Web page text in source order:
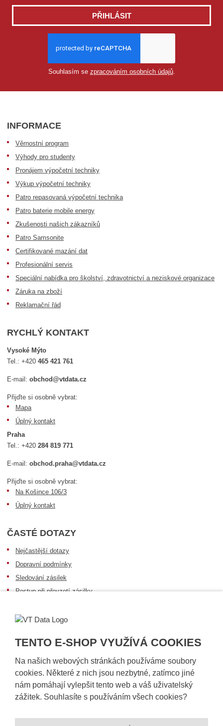
TENTO E-SHOP VYUŽÍVÁ COOKIES
Na našich webových stránkách používáme soubory
cookies. Některé z nich jsou nezbytné, zatímco jiné
nám pomáhají vylepšit tento web a váš uživatelský
zážitek. Souhlasíte s používáním všech cookies?
PŘIHLÁSIT
Souhlasím se zpracováním osobních údajů.
INFORMACE
Věrnostní program
Výhody pro studenty
Pronájem výpočetní techniky
Výkup výpočetní techniky
Patro repasovaná výpočetní technika
Patro baterie mobile energy
Zkušenosti našich zákazníků
Patro Samsonite
Certifikované mazání dat
Profesionální servis
Speciální nabídka pro školství, zdravotnictví a neziskové organizace
Záruka na zboží
Reklamační řád
RYCHLÝ KONTAKT
Vysoké Mýto
Tel.:+420465 421 761
E-mail:obchod@vtdata.cz
Přijďte si osobně vybrat:
Mapa
Úplný kontakt
Praha
Tel.:+420284 819 771
E-mail:obchod.praha@vtdata.cz
Přijďte si osobně vybrat:
Na Košince 106/3
Úplný kontakt
ČASTÉ DOTAZY
Nejčastější dotazy
Dopravní podmínky
Sledování zásilek
Postup při převzetí zásilky
Obecné informace